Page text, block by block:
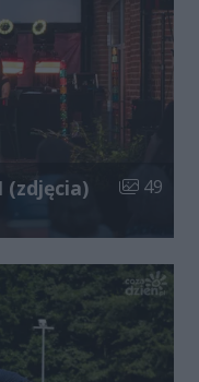
(zdjęcia) Liczba
49